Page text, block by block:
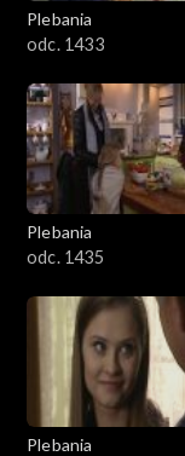
Plebania
odc. 1433
Plebania
odc. 1435
Plebania